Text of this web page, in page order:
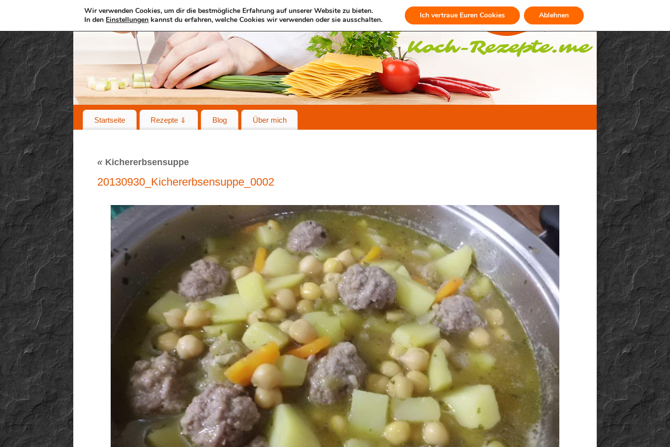
Startseite Rezepte ⇓ Blog Über mich
« Kichererbsensuppe
20130930_Kichererbsensuppe_0002
Wir verwenden Cookies, um dir die bestmögliche Erfahrung auf unserer Website zu bieten.
In den Einstellungen kannst du erfahren, welche Cookies wir verwenden oder sie ausschalten. Ich vertraue Euren Cookies Ablehnen